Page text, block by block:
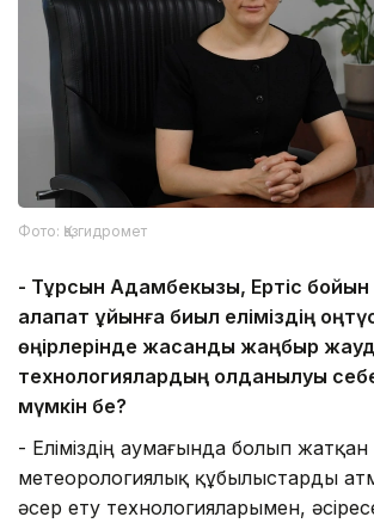
Фото: Қазгидромет
- Тұрсын Адамбекқызы, Ертіс
алапат құйынға биыл еліміздің о
өңірлерінде жасанды жаңбыр
технологиялардың қолданылуы
мүмкін бе?
- Еліміздің аумағында болып жатқан
метеорологиялық құбылыстарды
әсер ету технологияларымен,